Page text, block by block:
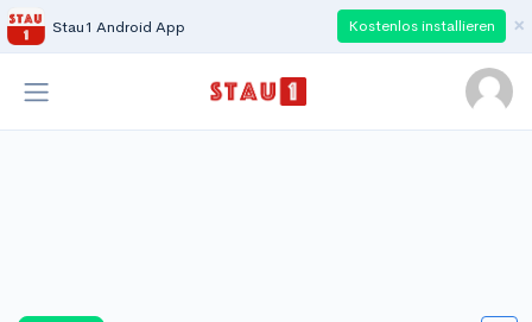
Stau1 Android App Kostenlos installieren ×